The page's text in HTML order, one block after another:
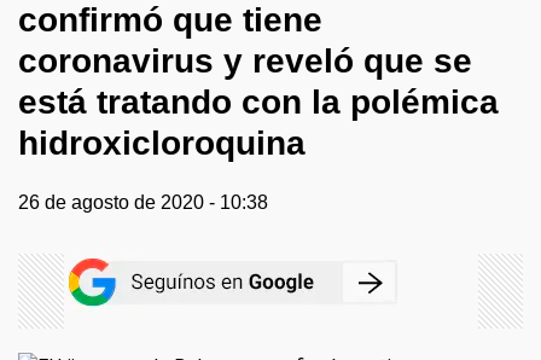
confirmó que tiene
coronavirus y reveló que se
está tratando con la polémica
hidroxicloroquina
26 de agosto de 2020 - 10:38